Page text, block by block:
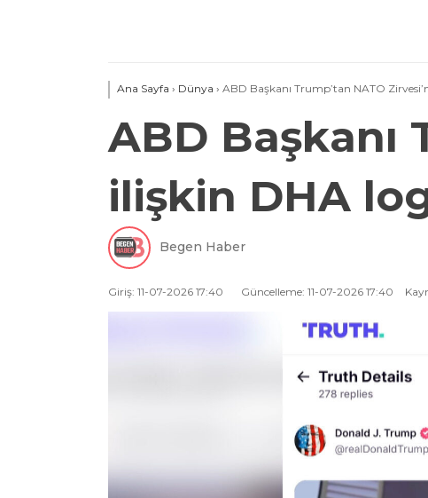
Ana Sayfa › Dünya › ABD Başkanı Trump’tan NATO
ABD Başkanı
ilişkin DHA
Begen Haber
Giriş: 11-07-2026 17:40 Güncelleme: 11-07-2026 17:40